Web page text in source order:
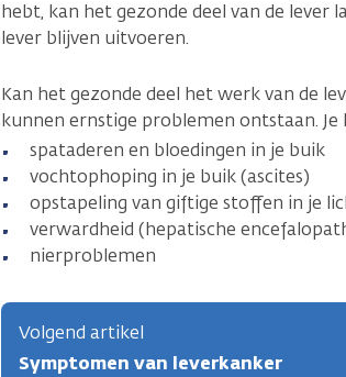
hebt, kan het gezonde deel van de lever
lever blijven uitvoeren.
Kan het gezonde deel het werk van de
kunnen ernstige problemen ontstaan.
spataderen en bloedingen in je buik
vochtophoping in je buik (ascites)
opstapeling van giftige stoffen in je
verwardheid (hepatische
nierproblemen
Volgend artikel
Symptomen van leverkanker